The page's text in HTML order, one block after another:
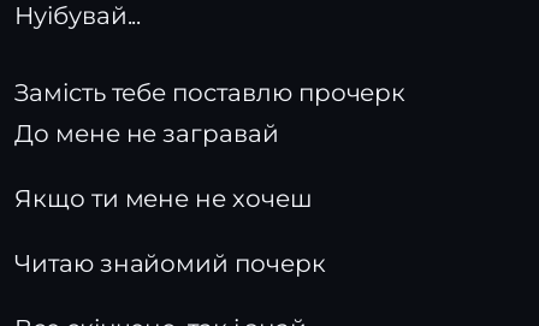
Нуібувай...
Замість тебе поставлю прочерк
До мене не загравай
Якщо ти мене не хочеш
Читаю знайомий почерк